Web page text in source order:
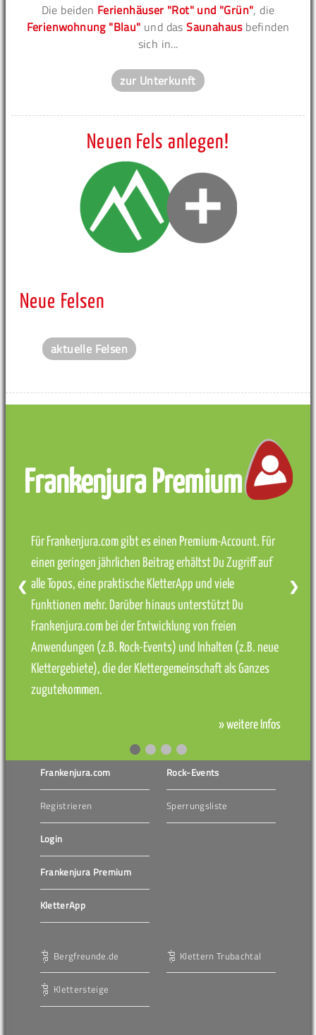
Die beiden Ferienhäuser "Rot" und "Grün", die
Ferienwohnung "Blau" und dasSaunahausbefinden
sich in...
zur Unterkunft
Neuen Fels anlegen!
Neue Felsen
aktuelle Felsen
Frankenjura Premium
Für Frankenjura.com gibt es einen Premium-Account. Für
einen geringen jährlichen Beitrag erhältst Du Zugriff auf
alle Topos, eine praktische KletterApp und viele
Funktionen mehr. Darüber hinaus unterstützt Du
Frankenjura.com bei der Entwicklung von freien
Anwendungen (z.B. Rock-Events) und Inhalten (z.B. neue
Klettergebiete), die der Klettergemeinschaft als Ganzes
zugutekommen.
» weitere Infos
❮ ❯
Frankenjura.com
Registrieren
Login
Frankenjura Premium
KletterApp
Rock-Events
Sperrungsliste
Bergfreunde.de
Klettersteige
Klettern Trubachtal